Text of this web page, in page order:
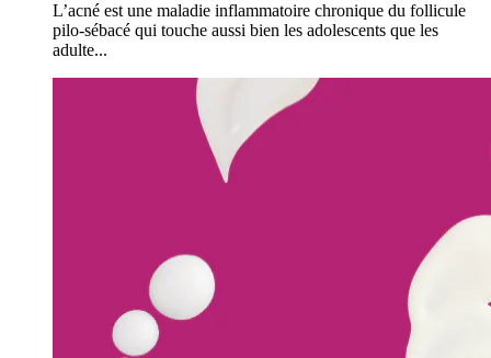
L’acné est une maladie inflammatoire chronique du follicule
pilo-sébacé qui touche aussi bien les adolescents que les
adulte...